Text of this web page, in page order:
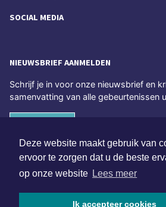
Deze website maakt gebruik van
ervoor te zorgen dat u de beste
op onze website Lees meer
Ik accepteer cookies
SOCIAL MEDIA
NIEUWSBRIEF AANMELDEN
Schrijf je in voor onze nieuwsbrief en
samenvatting van alle gebeurtenissen
ONLINE DAGBLADEN